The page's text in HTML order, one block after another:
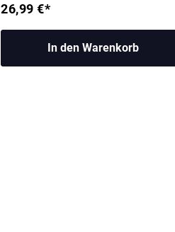
26,99 €*
In den Warenkorb